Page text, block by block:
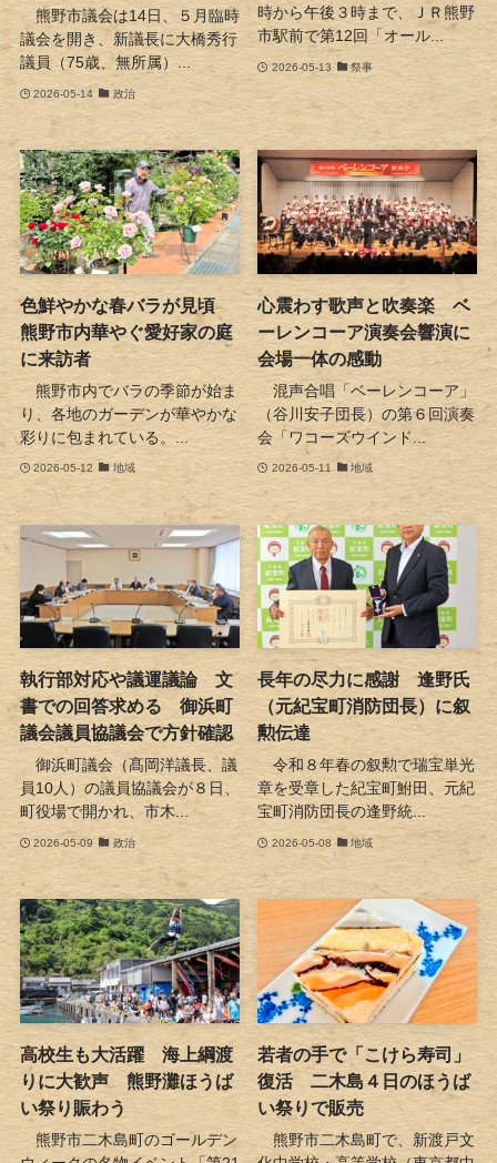
熊野市議会は14日、５月臨時
議会を開き、新議長に大橋秀行
議員（75歳、無所属）...
2026-05-14 政治
時から午後３時まで、ＪＲ熊野
市駅前で第12回「オール...
2026-05-13 祭事
色鮮やかな春バラが見頃
熊野市内華やぐ愛好家の庭
に来訪者
熊野市内でバラの季節が始ま
り、各地のガーデンが華やかな
彩りに包まれている。...
2026-05-12 地域
心震わす歌声と吹奏楽 ベ
ーレンコーア演奏会響演に
会場一体の感動
混声合唱「ベーレンコーア」
（谷川安子団長）の第６回演奏
会「ワコーズウインド...
2026-05-11 地域
執行部対応や議運議論 文
書での回答求める 御浜町
議会議員協議会で方針確認
御浜町議会（髙岡洋議長、議
員10人）の議員協議会が８日、
町役場で開かれ、市木...
2026-05-09 政治
長年の尽力に感謝 逢野氏
（元紀宝町消防団長）に叙
勲伝達
令和８年春の叙勲で瑞宝単光
章を受章した紀宝町鮒田、元紀
宝町消防団長の逢野統...
2026-05-08 地域
高校生も大活躍 海上綱渡
りに大歓声 熊野灘ほうば
い祭り賑わう
熊野市二木島町のゴールデン
若者の手で「こけら寿司」
復活 二木島４日のほうば
い祭りで販売
熊野市二木島町で、新渡戸文